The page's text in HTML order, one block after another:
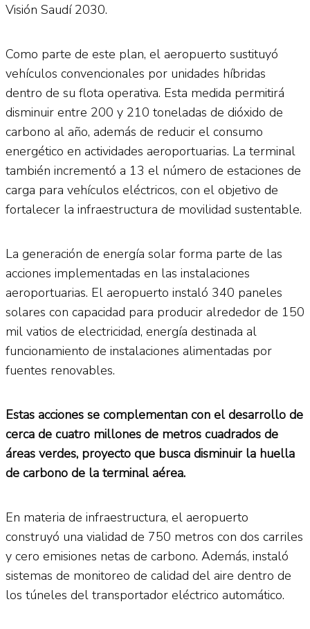
Visión Saudí 2030.
Como parte de este plan, el aeropuerto sustituyó
vehículos convencionales por unidades híbridas
dentro de su flota operativa. Esta medida permitirá
disminuir entre 200 y 210 toneladas de dióxido de
carbono al año, además de reducir el consumo
energético en actividades aeroportuarias. La terminal
también incrementó a 13 el número de estaciones de
carga para vehículos eléctricos, con el objetivo de
fortalecer la infraestructura de movilidad sustentable.
La generación de energía solar forma parte de las
acciones implementadas en las instalaciones
aeroportuarias. El aeropuerto instaló 340 paneles
solares con capacidad para producir alrededor de 150
mil vatios de electricidad, energía destinada al
funcionamiento de instalaciones alimentadas por
fuentes renovables.
Estas acciones se complementan con el desarrollo de
cerca de cuatro millones de metros cuadrados de
áreas verdes, proyecto que busca disminuir la huella
de carbono de la terminal aérea.
En materia de infraestructura, el aeropuerto
construyó una vialidad de 750 metros con dos carriles
y cero emisiones netas de carbono. Además, instaló
sistemas de monitoreo de calidad del aire dentro de
los túneles del transportador eléctrico automático.